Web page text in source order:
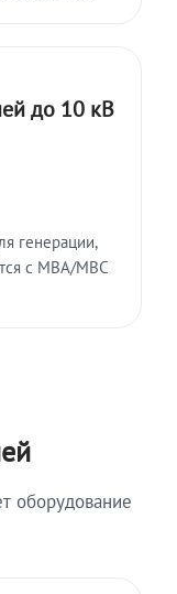
до 10 кВ
генерации,
с МВА/МВС
оборудование